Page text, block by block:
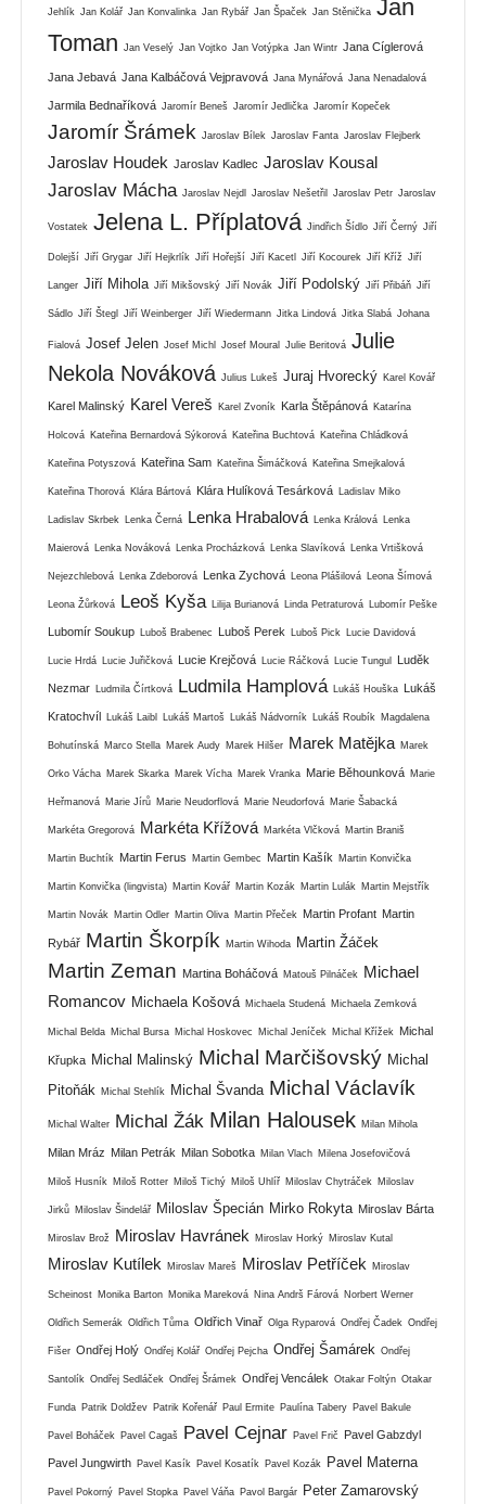
Jehlík Jan Kolář Jan Konvalinka Jan Rybář Jan Špaček Jan Stěnička Jan
Toman
Jan Veselý Jan Vojtko Jan Votýpka Jan Wintr Jana Cíglerová
Jana Jebavá Jana Kalbáčová Vejpravová Jana Mynářová Jana Nenadalová
Jarmila Bednaříková Jaromír Beneš Jaromír Jedlička Jaromír Kopeček
Jaromír Šrámek Jaroslav Bílek Jaroslav Fanta Jaroslav Flejberk
Jaroslav Houdek Jaroslav Kadlec Jaroslav Kousal
Jaroslav Mácha Jaroslav Nejdl Jaroslav Nešetřil Jaroslav Petr Jaroslav
Vostatek Jelena L. Příplatová Jindřich Šídlo Jiří Černý Jiří
Dolejší Jiří Grygar Jiří Hejkrlík Jiří Hořejší Jiří Kacetl Jiří Kocourek Jiří Kříž Jiří
Langer Jiří Mihola Jiří Mikšovský Jiří Novák Jiří Podolský Jiří Přibáň Jiří
Sádlo Jiří Štegl Jiří Weinberger Jiří Wiedermann Jitka Lindová Jitka Slabá Johana
Fialová Josef Jelen Josef Michl Josef Moural Julie Beritová Julie
Nekola Nováková Julius Lukeš Juraj Hvorecký Karel Kovář
Karel Malinský Karel Vereš Karel Zvoník Karla Štěpánová Katarína
Holcová Kateřina Bernardová Sýkorová Kateřina Buchtová Kateřina Chládková
Kateřina Potyszová Kateřina Sam Kateřina Šimáčková Kateřina Smejkalová
Kateřina Thorová Klára Bártová Klára Hulíková Tesárková Ladislav Miko
Ladislav Skrbek Lenka Černá Lenka Hrabalová Lenka Králová Lenka
Maierová Lenka Nováková Lenka Procházková Lenka Slavíková Lenka Vrtišková
Nejezchlebová Lenka Zdeborová Lenka Zychová Leona Plášilová Leona Šímová
Leona Žůrková Leoš Kyša Lilija Burianová Linda Petraturová Lubomír Peške
Lubomír Soukup Luboš Brabenec Luboš Perek Luboš Pick Lucie Davidová
Lucie Hrdá Lucie Juřičková Lucie Krejčová Lucie Ráčková Lucie Tungul Luděk
Nezmar Ludmila Čírtková Ludmila Hamplová Lukáš Houška Lukáš
Kratochvíl Lukáš Laibl Lukáš Martoš Lukáš Nádvorník Lukáš Roubík Magdalena
Bohutínská Marco Stella Marek Audy Marek Hilšer Marek Matějka Marek
Orko Vácha Marek Skarka Marek Vícha Marek Vranka Marie Běhounková Marie
Heřmanová Marie Jírů Marie Neudorflová Marie Neudorfová Marie Šabacká
Markéta Gregorová Markéta Křížová Markéta Vlčková Martin Braniš
Martin Buchtík Martin Ferus Martin Gembec Martin Kašík Martin Konvička
Martin Konvička (lingvista) Martin Kovář Martin Kozák Martin Lulák Martin Mejstřík
Martin Novák Martin Odler Martin Oliva Martin Přeček Martin Profant Martin
Rybář Martin Škorpík Martin Wihoda Martin Žáček
Martin Zeman Martina Boháčová Matouš Pilnáček Michael
Romancov Michaela Košová Michaela Studená Michaela Zemková
Michal Belda Michal Bursa Michal Hoskovec Michal Jeníček Michal Křížek Michal
Křupka Michal Malinský Michal Marčišovský Michal
Pitoňák Michal Stehlík Michal Švanda Michal Václavík
Michal Walter Michal Žák Milan Halousek Milan Mihola
Milan Mráz Milan Petrák Milan Sobotka Milan Vlach Milena Josefovičová
Miloš Husník Miloš Rotter Miloš Tichý Miloš Uhlíř Miloslav Chytráček Miloslav
Jirků Miloslav Šindelář Miloslav Špecián Mirko Rokyta Miroslav Bárta
Miroslav Brož Miroslav Havránek Miroslav Horký Miroslav Kutal
Miroslav Kutílek Miroslav Mareš Miroslav Petříček Miroslav
Scheinost Monika Barton Monika Mareková Nina Andrš Fárová Norbert Werner
Oldřich Semerák Oldřich Tůma Oldřich Vinař Olga Ryparová Ondřej Čadek Ondřej
Fišer Ondřej Holý Ondřej Kolář Ondřej Pejcha Ondřej Šamárek Ondřej
Santolík Ondřej Sedláček Ondřej Šrámek Ondřej Vencálek Otakar Foltýn Otakar
Funda Patrik Doldžev Patrik Kořenář Paul Ermite Paulína Tabery Pavel Bakule
Pavel Boháček Pavel Cagaš Pavel Cejnar Pavel Frič Pavel Gabzdyl
Pavel Jungwirth Pavel Kasík Pavel Kosatík Pavel Kozák Pavel Materna
Pavel Pokorný Pavel Stopka Pavel Váňa Pavol Bargár Peter Zamarovský